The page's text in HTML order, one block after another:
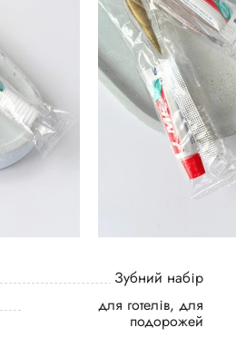
Зубний набір
для готелів, для
подорожей